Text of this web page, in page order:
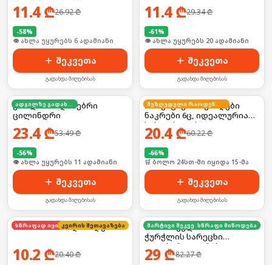
11.4₾26.92₾
-58%
🛒 ბოლო 24სთ-ში იყიდა 54-მა
შეკვეთა
გადახდა მიღებისას
11.4₾29.34₾
-61%
🛒 ბოლო 24სთ-ში იყიდა 25-მა
შეკვეთა
გადახდა მიღებისას
ადგილზე გადახდა
გრილის ბადისებრი
ცილინდრი
23.4₾53.49₾
-56%
🛒 ბოლო 24სთ-ში იყიდა 14-მა
შეკვეთა
გადახდა მიღებისას
შეზღუდული რაოდენობა
ინოვაციური შესაღები
ნაკრები 6ც, იდეალურია
სახლისთვის
20.4₾60.22₾
-66%
🛒 ბოლო 24სთ-ში იყიდა 15-მა
შეკვეთა
გადახდა მიღებისას
სწრაფად იყიდება
კვირის შეთავაზება
მინი საპარსი დანადგარი
10.2 ₾20.40₾
მარტივი შეკვეთასწრაფი მიწოდება
სამზარეულოს/აბაზანის/
ჭურჭლის სარეცხი
ელექტრო ჯაგრისი +
სხვადასხვა თავაკები
29 ₾82.27₾